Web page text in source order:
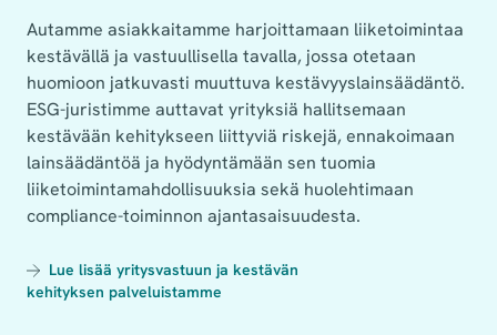
Autamme asiakkaitamme harjoittamaan liiketoimintaa
kestävällä ja vastuullisella tavalla, jossa otetaan
huomioon jatkuvasti muuttuva kestävyyslainsäädäntö.
ESG-juristimme auttavat yrityksiä hallitsemaan
kestävään kehitykseen liittyviä riskejä, ennakoimaan
lainsäädäntöä ja hyödyntämään sen tuomia
liiketoimintamahdollisuuksia sekä huolehtimaan
compliance-toiminnon ajantasaisuudesta.
Lue lisää yritysvastuun ja kestävän
kehityksen palveluistamme